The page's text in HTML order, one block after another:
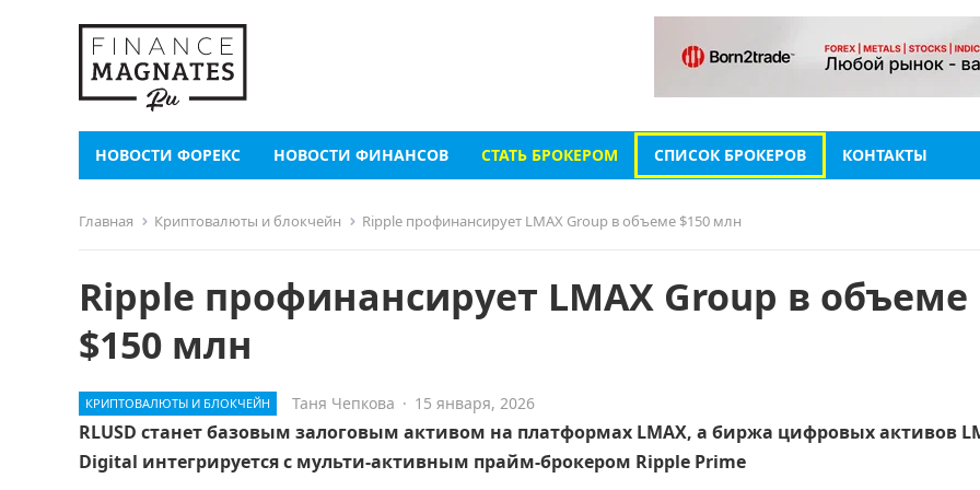
НОВОСТИ ФОРЕКС НОВОСТИ ФИНАНСОВ СТАТЬ БРОКЕРОМ СПИСОК БРОКЕРОВ КОНТАКТЫ
Главная Криптовалюты и блокчейн Ripple профинансирует LMAX Group в объеме $150 млн
Ripple профинансирует LMAX Group в объеме
$150 млн
КРИПТОВАЛЮТЫ И БЛОКЧЕЙН Таня Чепкова · 15 января, 2026
RLUSD станет базовым залоговым активом на платформах LMAX, а биржа цифровых активов
Digital интегрируется с мульти-активным прайм-брокером Ripple Prime